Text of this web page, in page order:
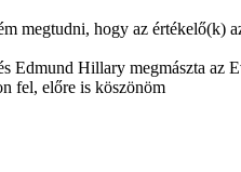
megtudni, hogy az
Edmund Hillary megmászta
fel, előre is köszönöm